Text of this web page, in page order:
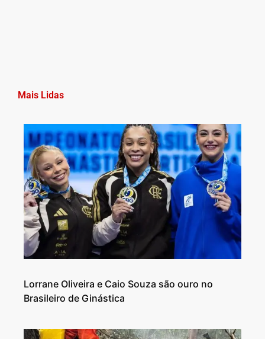
Mais Lidas
Lorrane Oliveira e Caio Souza são ouro no
Brasileiro de Ginástica